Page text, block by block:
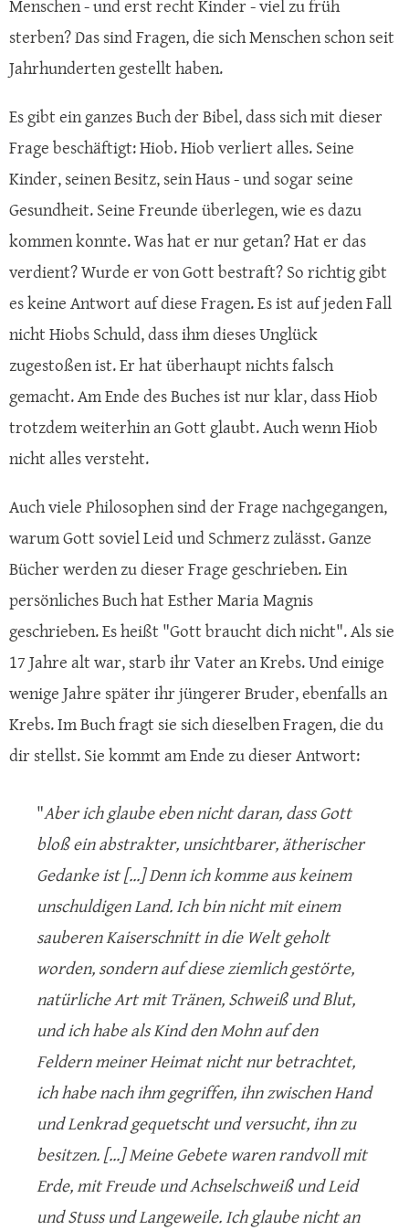
Menschen - und erst recht Kinder - viel zu früh
sterben? Das sind Fragen, die sich Menschen schon seit
Jahrhunderten gestellt haben.
Es gibt ein ganzes Buch der Bibel, dass sich mit dieser
Frage beschäftigt: Hiob. Hiob verliert alles. Seine
Kinder, seinen Besitz, sein Haus - und sogar seine
Gesundheit. Seine Freunde überlegen, wie es dazu
kommen konnte. Was hat er nur getan? Hat er das
verdient? Wurde er von Gott bestraft? So richtig gibt
es keine Antwort auf diese Fragen. Es ist auf jeden Fall
nicht Hiobs Schuld, dass ihm dieses Unglück
zugestoßen ist. Er hat überhaupt nichts falsch
gemacht. Am Ende des Buches ist nur klar, dass Hiob
trotzdem weiterhin an Gott glaubt. Auch wenn Hiob
nicht alles versteht.
Auch viele Philosophen sind der Frage nachgegangen,
warum Gott soviel Leid und Schmerz zulässt. Ganze
Bücher werden zu dieser Frage geschrieben. Ein
persönliches Buch hat Esther Maria Magnis
geschrieben. Es heißt "Gott braucht dich nicht". Als sie
17 Jahre alt war, starb ihr Vater an Krebs. Und einige
wenige Jahre später ihr jüngerer Bruder, ebenfalls an
Krebs. Im Buch fragt sie sich dieselben Fragen, die du
dir stellst. Sie kommt am Ende zu dieser Antwort:
"Aber ich glaube eben nicht daran, dass Gott
bloß ein abstrakter, unsichtbarer, ätherischer
Gedanke ist [...] Denn ich komme aus keinem
unschuldigen Land. Ich bin nicht mit einem
sauberen Kaiserschnitt in die Welt geholt
worden, sondern auf diese ziemlich gestörte,
natürliche Art mit Tränen, Schweiß und Blut,
und ich habe als Kind den Mohn auf den
Feldern meiner Heimat nicht nur betrachtet,
ich habe nach ihm gegriffen, ihn zwischen Hand
und Lenkrad gequetscht und versucht, ihn zu
besitzen. [...] Meine Gebete waren randvoll mit
Erde, mit Freude und Achselschweiß und Leid
und Stuss und Langeweile. Ich glaube nicht an